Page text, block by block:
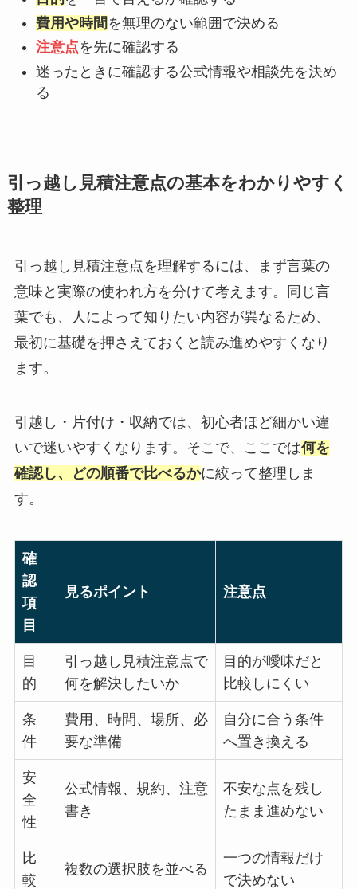
費用や時間 を無理のない範囲で決める
注意点を先に確認する
迷ったときに確認する公式情報や相談先を決め
る
引っ越し見積注意点の基本をわかりやすく
整理
引っ越し見積注意点を理解するには、まず言葉の
意味と実際の使われ方を分けて考えます。同じ言
葉でも、人によって知りたい内容が異なるため、
最初に基礎を押さえておくと読み進めやすくなり
ます。
引越し・片付け・収納では、初心者ほど細かい違
いで迷いやすくなります。そこで、ここでは何を
確認し、どの順番で比べるかに絞って整理しま
す。
確
認
項
目
見るポイント 注意点
目
的
引っ越し見積注意点で
何を解決したいか
目的が曖昧だと
比較しにくい
条
件
費用、時間、場所、必
要な準備
自分に合う条件
へ置き換える
安
全
性
公式情報、規約、注意
書き
不安な点を残し
たまま進めない
比
較
複数の選択肢を並べる
一つの情報だけ
で決めない